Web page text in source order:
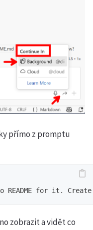
přímo z promptu
zobrazit a vidět co